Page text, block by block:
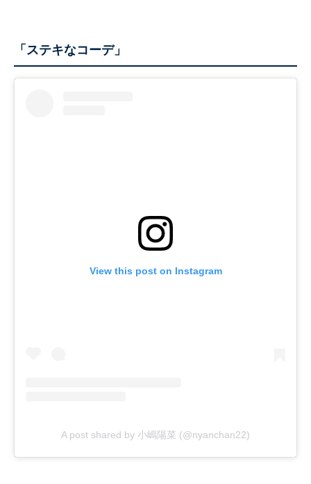
「ステキなコーデ」
View this post on Instagram
A post shared by 小嶋陽菜 (@nyanchan22)